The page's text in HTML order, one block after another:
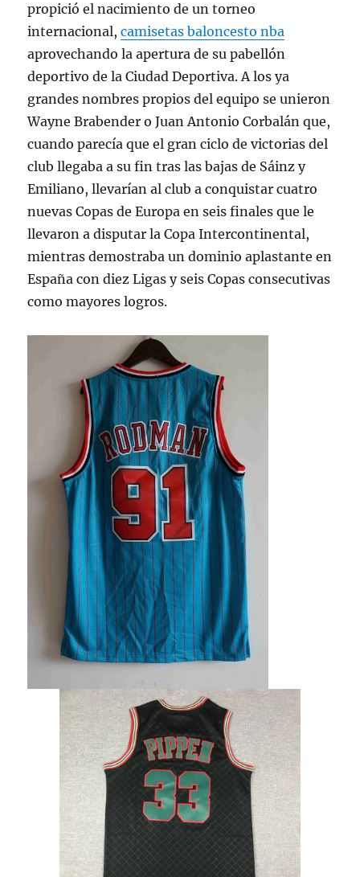
propició el nacimiento de un torneo
internacional,camisetas baloncesto nba
aprovechando la apertura de su pabellón
deportivo de la Ciudad Deportiva. A los ya
grandes nombres propios del equipo se unieron
Wayne Brabender o Juan Antonio Corbalán que,
cuando parecía que el gran ciclo de victorias del
club llegaba a su fin tras las bajas de Sáinz y
Emiliano, llevarían al club a conquistar cuatro
nuevas Copas de Europa en seis finales que le
llevaron a disputar la Copa Intercontinental,
mientras demostraba un dominio aplastante en
España con diez Ligas y seis Copas consecutivas
como mayores logros.